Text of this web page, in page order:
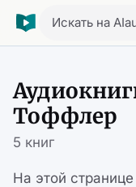
Искать на
Тоффлер
5 книг
На этой